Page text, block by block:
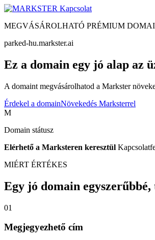
Kapcsolat
MEGVÁSÁROLHATÓ PRÉMIUM
parked-hu.markster.ai
Ez a domain egy jó alap az
A domaint megvásárolhatod a Markster
Érdekel a domainNövekedés Marksterrel
M
Domain státusz
Elérhető a Marksteren keresztül
MIÉRT ÉRTÉKES
Egy jó domain
01
Megjegyezhető cím